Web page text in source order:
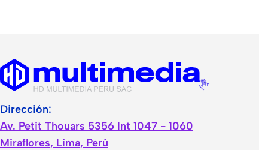
Dirección:
Av. Petit Thouars 5356 Int 1047 - 1060
Miraflores, Lima, Perú